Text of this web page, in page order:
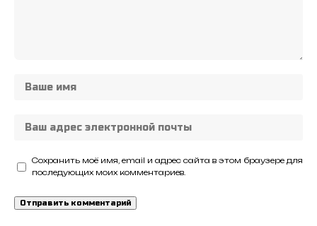
Сохранить моё имя, email и адрес сайта в этом браузере для
последующих моих комментариев.